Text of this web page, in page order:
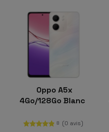
Oppo A5x
4Go/128Go Blanc
8 (0 avis)